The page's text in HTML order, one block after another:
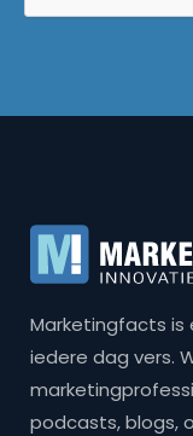
Marketingfacts is
iedere dag vers.
podcasts, blogs,